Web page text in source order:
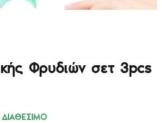
Φρυδιών σετ 3pcs